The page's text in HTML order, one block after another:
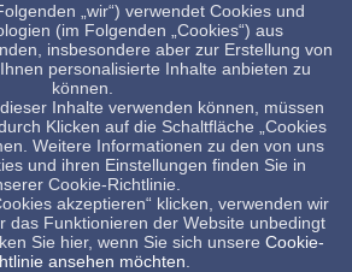
120 128 123 PH
40
15 22 35 PP 28 52.1
Minimalmenge beachten
Verfügbarkeit abhängig vom Lagerbestand
„wir“) verwendet Cookies und
(im Folgenden „Cookies“) aus
insbesondere aber zur Erstellung von
personalisierte Inhalte anbieten zu
können.
Inhalte verwenden können, müssen
Klicken auf die Schaltfläche „Cookies
Weitere Informationen zu den von uns
und ihren Einstellungen finden Sie in
Cookie-Richtlinie.
akzeptieren“ klicken, verwenden wir
das Funktionieren der Website unbedingt
Sie hier, wenn Sie sich unsere Cookie-
ansehen möchten